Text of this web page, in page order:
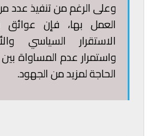
وعلى الرغم من تنفيذ عدد
العمل بها، فإن عوائق
الاستقرار السياسي
واستمرار عدم المساواة
الحاجة لمزيد من الجهود.